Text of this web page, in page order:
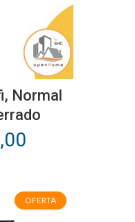
Normal
OFERTA